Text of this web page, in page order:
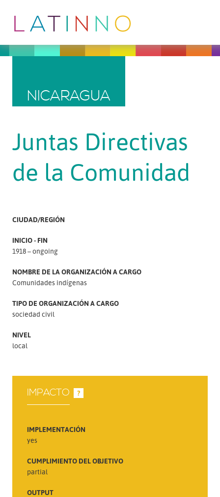
NICARAGUA
Juntas Directivas
de la Comunidad
CIUDAD/REGIÓN
INICIO - FIN
1918 – ongoing
NOMBRE DE LA ORGANIZACIÓN A CARGO
Comunidades indígenas
TIPO DE ORGANIZACIÓN A CARGO
sociedad civil
NIVEL
local
IMPACTO ?
IMPLEMENTACIÓN
yes
CUMPLIMIENTO DEL OBJETIVO
partial
OUTPUT